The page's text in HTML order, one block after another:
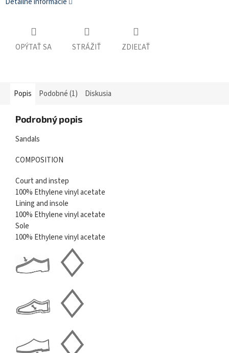
OPÝTAŤ SA STRÁŽIŤ ZDIEĽAŤ
Popis Podobné (1) Diskusia
Podrobný popis
Sandals
COMPOSITION
Court and instep
100% Ethylene vinyl acetate
Lining and insole
100% Ethylene vinyl acetate
Sole
100% Ethylene vinyl acetate